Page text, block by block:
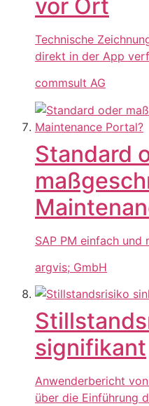
vor Ort
Technische
direkt in der App
commsult AG
Standard
SAP PM einfach und
argvis; GmbH
signifikant
Anwenderbericht
über die Einführung